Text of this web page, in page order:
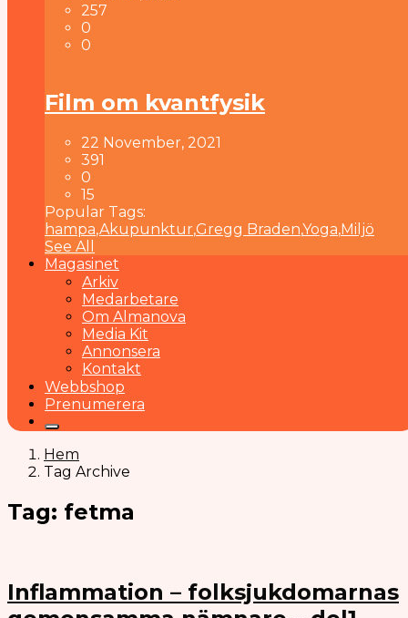
257
0
0
Film om kvantfysik
22 November, 2021
391
0
15
Popular Tags:
hampa,Akupunktur,Gregg Braden,Yoga,Miljö
See All
Magasinet
Arkiv
Medarbetare
Om Almanova
Media Kit
Annonsera
Kontakt
Webbshop
Prenumerera
Hem
Tag Archive
Tag: fetma
Inflammation – folksjukdomarnas